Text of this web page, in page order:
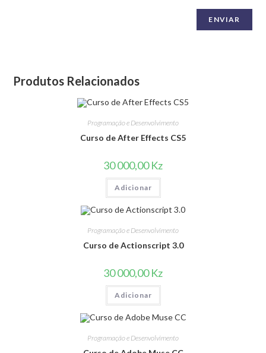
Produtos Relacionados
Programação e Desenvolvimento
Curso de After Effects CS5
30 000,00Kz
Adicionar
Programação e Desenvolvimento
Curso de Actionscript 3.0
30 000,00Kz
Adicionar
Programação e Desenvolvimento